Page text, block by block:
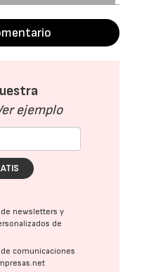
ejemplo
newsletters y
de
comunicaciones